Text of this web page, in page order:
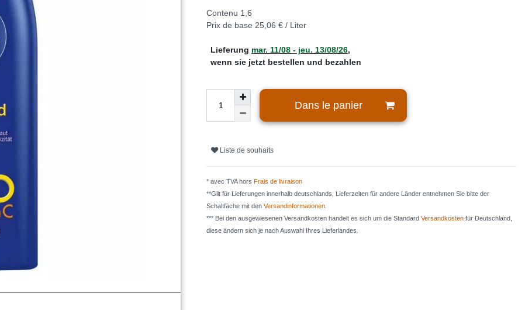
Contenu 1,6
Prix de base 25,06 € / Liter
Lieferung mar. 11/08 - jeu. 13/08/26,
wenn sie jetzt bestellen und bezahlen
Dans le panier
Liste de souhaits
* avec TVA hors Frais de livraison
**Gilt für Lieferungen innerhalb deutschlands, Lieferzeiten für andere Länder entnehmen Sie bitte der
Schaltfäche mit den Versandinformationen
*** Bei den ausgewiesenen Versandkosten handelt es sich um die Standard Versandkosten für Deutschland,
diese ändern sich je nach Auswahl Ihres Lieferlandes.